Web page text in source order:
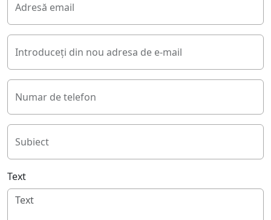
Adresă email
Introduceți din nou adresa de e-mail
Numar de telefon
Subiect
Text